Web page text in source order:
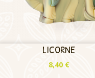
LICORNE
Prix
8,40 €